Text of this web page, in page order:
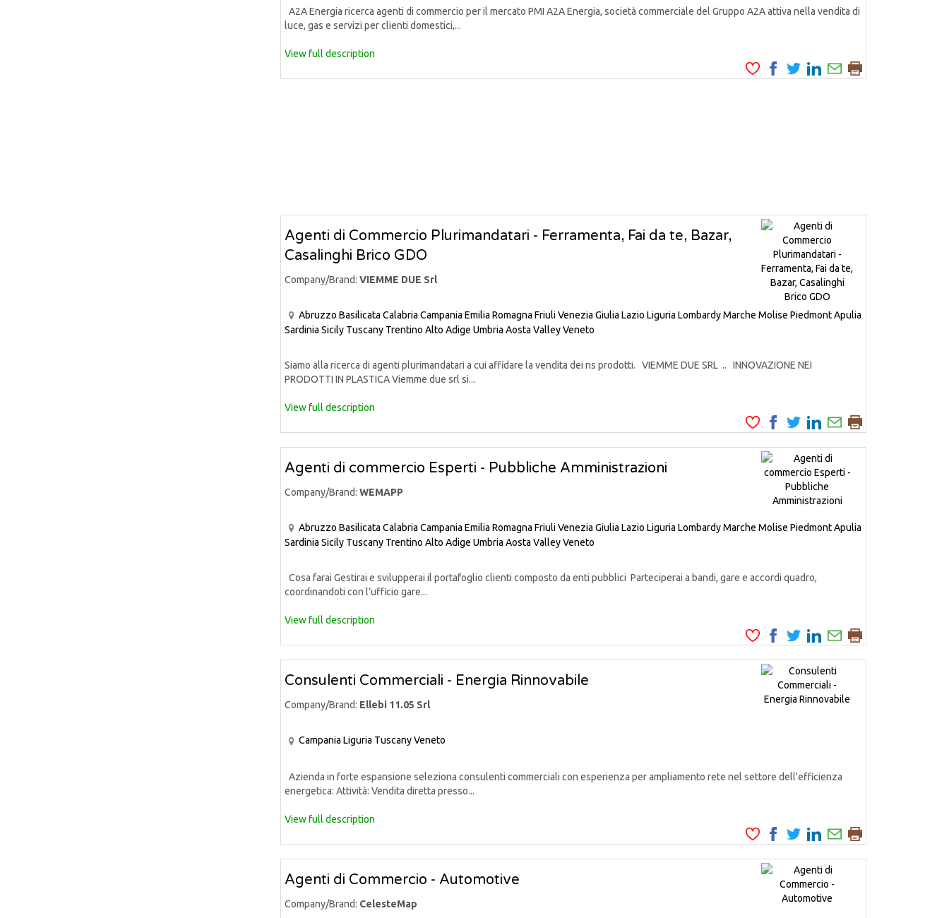
A2A Energia ricerca agenti di commercio per il mercato PMI A2A Energia, società commerciale del Gruppo A2A attiva nella vendita di
luce, gas e servizi per clienti domestici,...
View full description
Agenti di Commercio Plurimandatari - Ferramenta, Fai da te, Bazar,
Casalinghi Brico GDO
Company/Brand: VIEMME DUE Srl
Abruzzo Basilicata Calabria Campania Emilia Romagna Friuli Venezia Giulia Lazio Liguria LombardyMarche Molise PiedmontApulia
Sardinia Sicily Tuscany Trentino Alto Adige Umbria Aosta ValleyVeneto
Siamo alla ricerca di agenti plurimandatari a cui affidare la vendita dei ns prodotti. VIEMME DUE SRL .. INNOVAZIONE NEI
PRODOTTI IN PLASTICA Viemme due srl si...
View full description
Agenti di commercio Esperti - Pubbliche Amministrazioni
Company/Brand: WEMAPP
Abruzzo Basilicata Calabria Campania Emilia Romagna Friuli Venezia Giulia Lazio Liguria LombardyMarche Molise PiedmontApulia
Sardinia Sicily Tuscany Trentino Alto Adige Umbria Aosta ValleyVeneto
Cosa farai Gestirai e svilupperai il portafoglio clienti composto da enti pubblici Parteciperai a bandi, gare e accordi quadro,
coordinandoti con l’ufficio gare...
View full description
Consulenti Commerciali - Energia Rinnovabile
Company/Brand: Ellebi 11.05 Srl
Campania Liguria TuscanyVeneto
Azienda in forte espansione seleziona consulenti commerciali con esperienza per ampliamento rete nel settore dell'efficienza
energetica: Attività: Vendita diretta presso...
View full description
Agenti di Commercio - Automotive
Company/Brand: CelesteMap